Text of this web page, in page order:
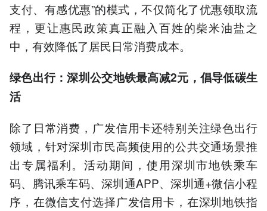
支付、有感优惠”的模式，不仅简化了优惠领取流
程，更让惠民政策真正融入百姓的柴米油盐之
中，有效降低了居民日常消费成本。
绿色出行：深圳公交地铁最高减2元，倡导低碳生
活
除了日常消费，广发信用卡还特别关注绿色出行
领域，针对深圳市民高频使用的公共交通场景推
出专属福利。活动期间，使用深圳市地铁乘车
码、腾讯乘车码、深圳通APP、深圳通+微信小程
序，在微信支付选择广发信用卡，在深圳地铁指